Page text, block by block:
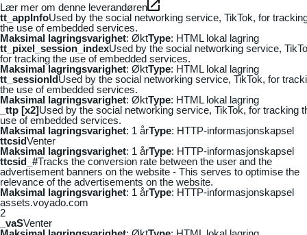
Lær mer om denne leverandøren
tt_appInfoUsed by the social networking service, TikTok, for
the use of embedded services.
Maksimal lagringsvarighet: ØktType: HTML lokal lagring
tt_pixel_session_indexUsed by the social networking service,
for tracking the use of embedded services.
Maksimal lagringsvarighet: ØktType: HTML lokal lagring
tt_sessionIdUsed by the social networking service, TikTok, for
the use of embedded services.
Maksimal lagringsvarighet: ØktType: HTML lokal lagring
_ttp [x2]Used by the social networking service, TikTok, for tracking
use of embedded services.
Maksimal lagringsvarighet: 1 årType: HTTP-informasjonskapsel
ttcsidVenter
Maksimal lagringsvarighet: 1 årType: HTTP-informasjonskapsel
ttcsid_#Tracks the conversion rate between the user and the
advertisement banners on the website - This serves to optimise the
relevance of the advertisements on the website.
Maksimal lagringsvarighet: 1 årType: HTTP-informasjonskapsel
assets.voyado.com
2
_vaSVenter